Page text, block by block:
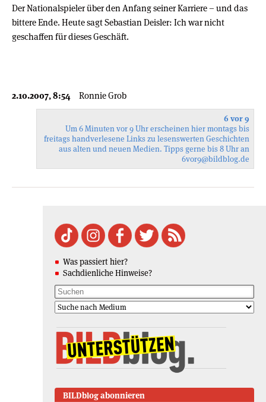
Der Nationalspieler über den Anfang seiner Karriere – und das
bittere Ende. Heute sagt Sebastian Deisler: Ich war nicht
geschaffen für dieses Geschäft.
2.10.2007, 8:54 Ronnie Grob
6 vor 9
Um 6 Minuten vor 9 Uhr erscheinen hier montags bis
freitags handverlesene Links zu lesenswerten Geschichten
aus alten und neuen Medien. Tipps gerne bis 8 Uhr an
6vor9@bildblog.de
Was passiert hier?
Sachdienliche Hinweise?
BILDblog abonnieren